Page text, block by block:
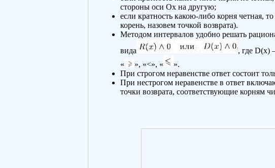
стороны оси Оx на другую;
если кратность какою-либо корня четная,
корень, назовем точкой возврата).
Методом интервалов удобно решать
вида
, где D(х)
«
», «<», «
».
При строгом неравенстве ответ состоит
При нестрогом неравенстве в ответ
точки возврата, соответствующие корням